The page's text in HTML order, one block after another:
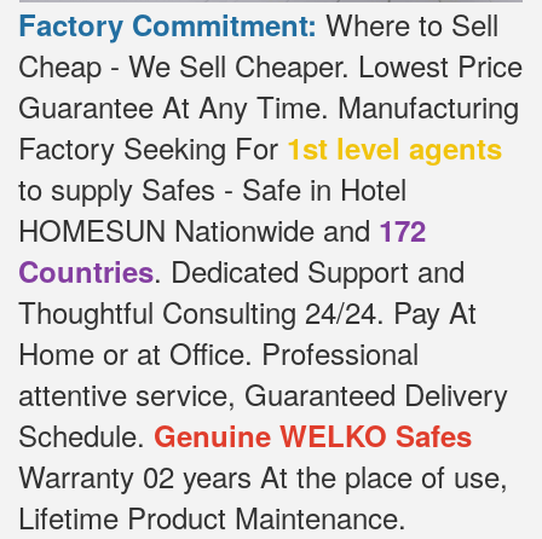
Factory Commitment: Where to Sell
Cheap - We Sell Cheaper. Lowest Price
Guarantee At Any Time. Manufacturing
Factory Seeking For 1st level agents
to supply Safes - Safe in Hotel
HOMESUN Nationwide and 172
Countries. Dedicated Support and
Thoughtful Consulting 24/24. Pay At
Home or at Office. Professional
attentive service, Guaranteed Delivery
Schedule. Genuine WELKO Safes
Warranty 02 years At the place of use,
Lifetime Product Maintenance.